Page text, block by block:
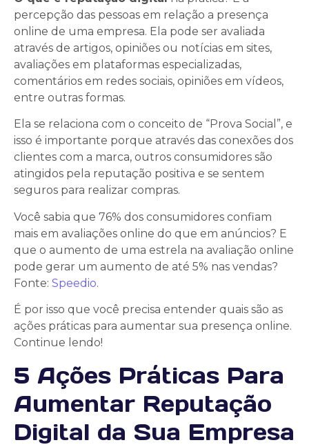
percepção das pessoas em relação a presença
online de uma empresa. Ela pode ser avaliada
através de artigos, opiniões ou notícias em sites,
avaliações em plataformas especializadas,
comentários em redes sociais, opiniões em vídeos,
entre outras formas.
Ela se relaciona com o conceito de “Prova Social”, e
isso é importante porque através das conexões dos
clientes com a marca, outros consumidores são
atingidos pela reputação positiva e se sentem
seguros para realizar compras.
Você sabia que 76% dos consumidores confiam
mais em avaliações online do que em anúncios? E
que o aumento de uma estrela na avaliação online
pode gerar um aumento de até 5% nas vendas?
Fonte: Speedio.
É por isso que você precisa entender quais são as
ações práticas para aumentar sua presença online.
Continue lendo!
5 Ações Práticas Para
Aumentar Reputação
Digital da Sua Empresa